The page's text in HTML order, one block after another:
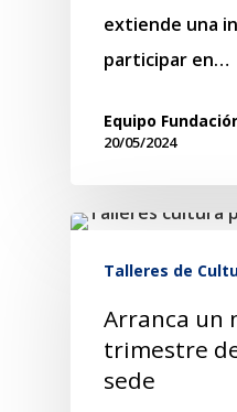
extiende una
participar en…
Equipo
20/05/2024
Talleres de
Arranca un
trimestre
sede